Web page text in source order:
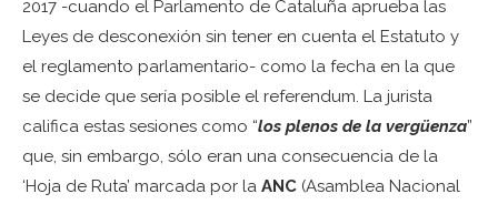
2017 -cuando el Parlamento de Cataluña aprueba las
Leyes de desconexión sin tener en cuenta el Estatuto y
el reglamento parlamentario- como la fecha en la que
se decide que sería posible el referendum. La jurista
califica estas sesiones como “los plenos de la vergüenza”
que, sin embargo, sólo eran una consecuencia de la
‘Hoja de Ruta’ marcada por la ANC (Asamblea Nacional